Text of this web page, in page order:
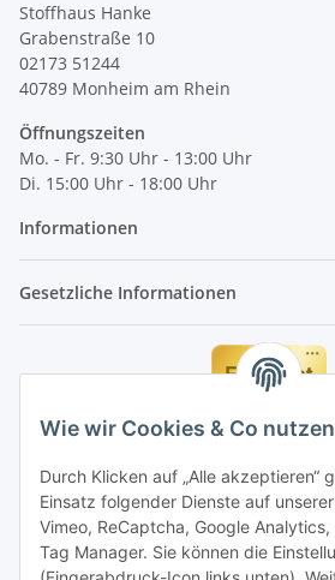
Wie wir Cookies & Co nutzen
Durch Klicken auf „Alle akzeptieren“
Einsatz folgender Dienste auf
Vimeo, ReCaptcha, Google
Tag Manager. Sie können die
Stoffhaus Hanke
Grabenstraße 10
02173 51244
40789 Monheim am Rhein
Öffnungszeiten
Mo. - Fr. 9:30 Uhr - 13:00 Uhr
Di. 15:00 Uhr - 18:00 Uhr
Informationen
Gesetzliche Informationen